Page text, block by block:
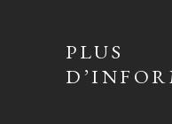
PLUS